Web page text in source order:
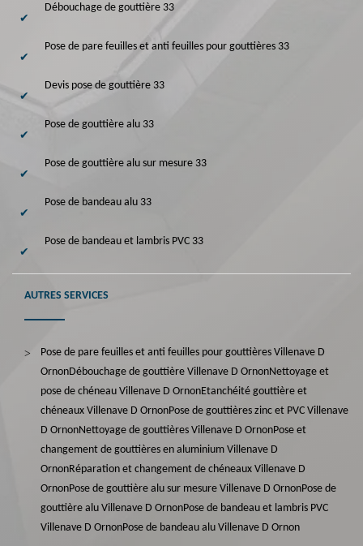
Débouchage de gouttière 33
Pose de pare feuilles et anti feuilles pour gouttières 33
Devis pose de gouttière 33
Pose de gouttière alu 33
Pose de gouttière alu sur mesure 33
Pose de bandeau alu 33
Pose de bandeau et lambris PVC 33
AUTRES SERVICES
Pose de pare feuilles et anti feuilles pour gouttières Villenave D
OrnonDébouchage de gouttière Villenave D OrnonNettoyage et
pose de chéneau Villenave D OrnonEtanchéité gouttière et
chéneaux Villenave D OrnonPose de gouttières zinc et PVC Villenave
D OrnonNettoyage de gouttières Villenave D OrnonPose et
changement de gouttières en aluminium Villenave D
OrnonRéparation et changement de chéneaux Villenave D
OrnonPose de gouttière alu sur mesure Villenave D OrnonPose de
gouttière alu Villenave D OrnonPose de bandeau et lambris PVC
Villenave D OrnonPose de bandeau alu Villenave D Ornon